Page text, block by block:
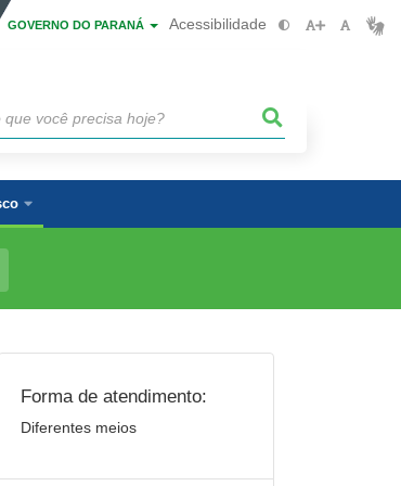
GOVERNO DO PARANÁ Acessibilidade
Forma de atendimento:
Diferentes meios